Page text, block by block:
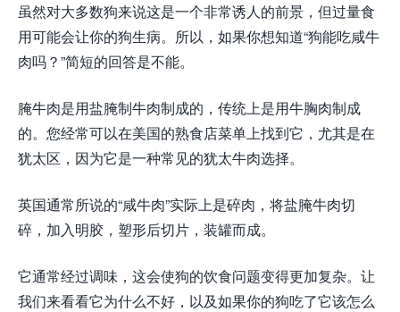
虽然对大多数狗来说这是一个非常诱人的前景，但过量食
用可能会让你的狗生病。所以，如果你想知道“狗能吃咸牛
肉吗？”简短的回答是不能。
腌牛肉是用盐腌制牛肉制成的，传统上是用牛胸肉制成
的。您经常可以在美国的熟食店菜单上找到它，尤其是在
犹太区，因为它是一种常见的犹太牛肉选择。
英国通常所说的“咸牛肉”实际上是碎肉，将盐腌牛肉切
碎，加入明胶，塑形后切片，装罐而成。
它通常经过调味，这会使狗的饮食问题变得更加复杂。让
我们来看看它为什么不好，以及如果你的狗吃了它该怎么